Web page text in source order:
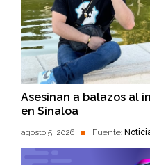
Asesinan a balazos al
en Sinaloa
agosto 5, 2026 Fuente: